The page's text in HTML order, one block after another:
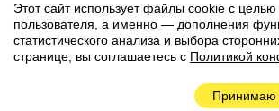
Этот сайт использует файлы cookie с
пользователя, а именно — дополнения
статистического анализа и выбора
странице, вы соглашаетесь с Политикой
Принимаю